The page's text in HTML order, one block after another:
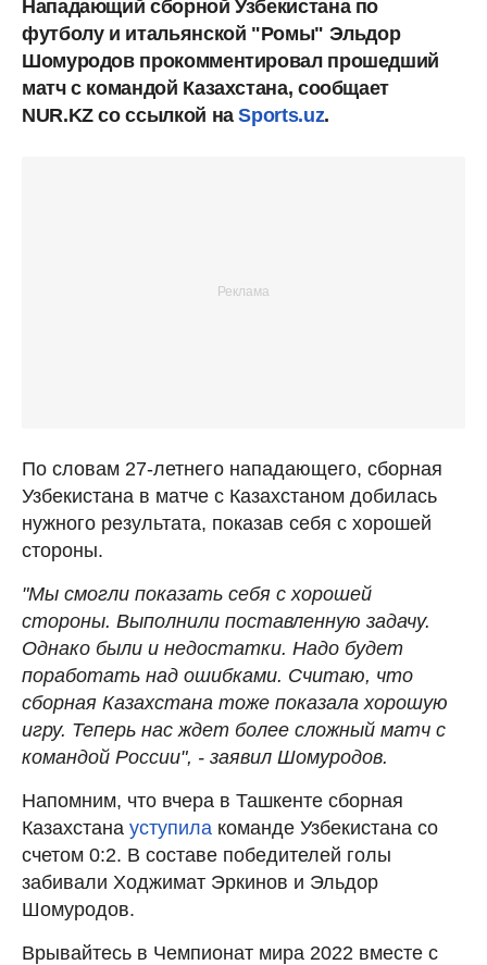
Нападающий сборной Узбекистана по
футболу и итальянской "Ромы" Эльдор
Шомуродов прокомментировал прошедший
матч с командой Казахстана, сообщает
NUR.KZ со ссылкой наSports.uz.
По словам 27-летнего нападающего, сборная
Узбекистана в матче с Казахстаном добилась
нужного результата, показав себя с хорошей
стороны.
"Мы смогли показать себя с хорошей
стороны. Выполнили поставленную задачу.
Однако были и недостатки. Надо будет
поработать над ошибками. Считаю, что
сборная Казахстана тоже показала хорошую
игру. Теперь нас ждет более сложный матч с
командой России", - заявил Шомуродов.
Напомним, что вчера в Ташкенте сборная
Казахстана уступила команде Узбекистана со
счетом 0:2. В составе победителей голы
забивали Ходжимат Эркинов и Эльдор
Шомуродов.
Врывайтесь в Чемпионат мира 2022 вместе с